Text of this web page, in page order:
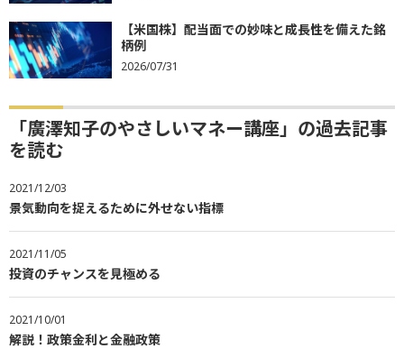
【米国株】配当面での妙味と成長性を備えた銘
柄例
2026/07/31
「廣澤知子のやさしいマネー講座」の過去記事
を読む
2021/12/03
景気動向を捉えるために外せない指標
2021/11/05
投資のチャンスを見極める
2021/10/01
解説！政策金利と金融政策